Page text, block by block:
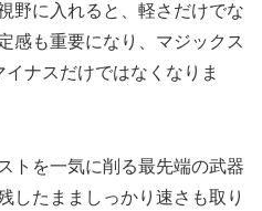
野に入れると、軽さだけでな
感も重要になり、マジックス
ナスだけではなくなりま
トを一気に削る最先端の武器
したまましっかり速さも取り